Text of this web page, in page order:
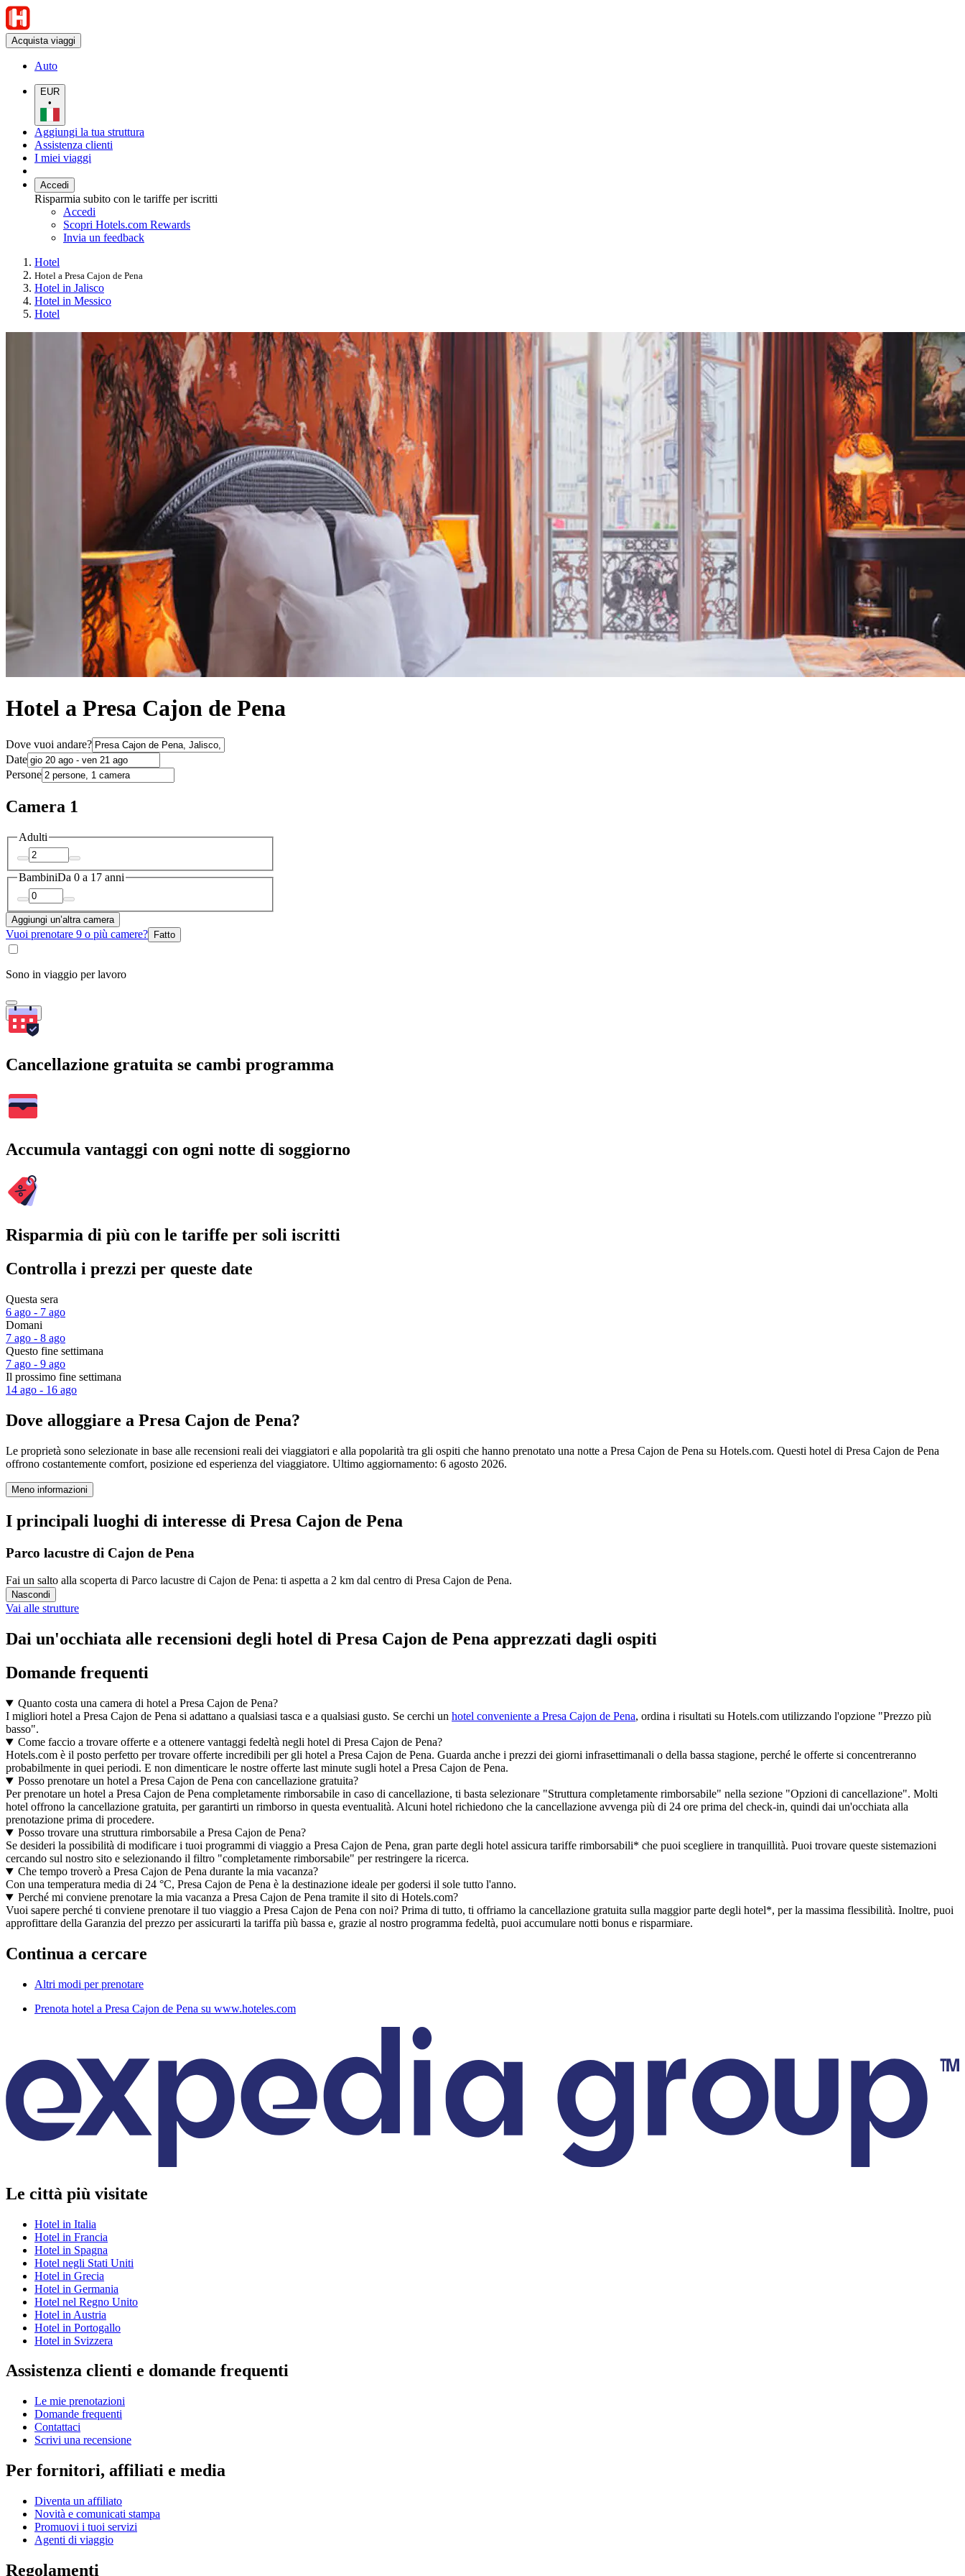
Acquista viaggi
Auto
EUR
•
Aggiungi la tua struttura
Assistenza clienti
I miei viaggi
Accedi
Risparmia subito con le tariffe per iscritti
Accedi
Scopri Hotels.com Rewards
Invia un feedback
Hotel
Hotel a Presa Cajon de Pena
Hotel in Jalisco
Hotel in Messico
Hotel
Hotel a Presa Cajon de Pena
Dove vuoi andare?
Date
Persone
Camera 1
Adulti
BambiniDa 0 a 17 anni
Aggiungi un’altra camera
Vuoi prenotare 9 o più camere? Fatto
Sono in viaggio per lavoro
Cerca
Cancellazione gratuita se cambi programma
Accumula vantaggi con ogni notte di soggiorno
Risparmia di più con le tariffe per soli iscritti
Controlla i prezzi per queste date
Questa sera
6 ago - 7 ago
Domani
7 ago - 8 ago
Questo fine settimana
7 ago - 9 ago
Il prossimo fine settimana
14 ago - 16 ago
Dove alloggiare a Presa Cajon de Pena?
Le proprietà sono selezionate in base alle recensioni reali dei viaggiatori e alla popolarità tra gli ospiti che hanno prenotato una notte a Presa Cajon de Pena su Hotels.com. Questi hotel di Presa Cajon de Pena
offrono costantemente comfort, posizione ed esperienza del viaggiatore. Ultimo aggiornamento: 6 agosto 2026.
Meno informazioni
I principali luoghi di interesse di Presa Cajon de Pena
Parco lacustre di Cajon de Pena
Fai un salto alla scoperta di Parco lacustre di Cajon de Pena: ti aspetta a 2 km dal centro di Presa Cajon de Pena.
Nascondi
Vai alle strutture
Dai un'occhiata alle recensioni degli hotel di Presa Cajon de Pena apprezzati dagli ospiti
Domande frequenti
Quanto costa una camera di hotel a Presa Cajon de Pena?
I migliori hotel a Presa Cajon de Pena si adattano a qualsiasi tasca e a qualsiasi gusto. Se cerchi un hotel conveniente a Presa Cajon de Pena, ordina i risultati su Hotels.com utilizzando l'opzione "Prezzo più
basso".
Come faccio a trovare offerte e a ottenere vantaggi fedeltà negli hotel di Presa Cajon de Pena?
Hotels.com è il posto perfetto per trovare offerte incredibili per gli hotel a Presa Cajon de Pena. Guarda anche i prezzi dei giorni infrasettimanali o della bassa stagione, perché le offerte si concentreranno
probabilmente in quei periodi. E non dimenticare le nostre offerte last minute sugli hotel a Presa Cajon de Pena.
Posso prenotare un hotel a Presa Cajon de Pena con cancellazione gratuita?
Per prenotare un hotel a Presa Cajon de Pena completamente rimborsabile in caso di cancellazione, ti basta selezionare "Struttura completamente rimborsabile" nella sezione "Opzioni di cancellazione". Molti
hotel offrono la cancellazione gratuita, per garantirti un rimborso in questa eventualità. Alcuni hotel richiedono che la cancellazione avvenga più di 24 ore prima del check-in, quindi dai un'occhiata alla
prenotazione prima di procedere.
Posso trovare una struttura rimborsabile a Presa Cajon de Pena?
Se desideri la possibilità di modificare i tuoi programmi di viaggio a Presa Cajon de Pena, gran parte degli hotel assicura tariffe rimborsabili* che puoi scegliere in tranquillità. Puoi trovare queste sistemazioni
cercando sul nostro sito e selezionando il filtro "completamente rimborsabile" per restringere la ricerca.
Che tempo troverò a Presa Cajon de Pena durante la mia vacanza?
Con una temperatura media di 24 °C, Presa Cajon de Pena è la destinazione ideale per godersi il sole tutto l'anno.
Perché mi conviene prenotare la mia vacanza a Presa Cajon de Pena tramite il sito di Hotels.com?
Vuoi sapere perché ti conviene prenotare il tuo viaggio a Presa Cajon de Pena con noi? Prima di tutto, ti offriamo la cancellazione gratuita sulla maggior parte degli hotel*, per la massima flessibilità. Inoltre, puoi
approfittare della Garanzia del prezzo per assicurarti la tariffa più bassa e, grazie al nostro programma fedeltà, puoi accumulare notti bonus e risparmiare.
Continua a cercare
Altri modi per prenotare
Prenota hotel a Presa Cajon de Pena su www.hoteles.com
Le città più visitate
Hotel in Italia
Hotel in Francia
Hotel in Spagna
Hotel negli Stati Uniti
Hotel in Grecia
Hotel in Germania
Hotel nel Regno Unito
Hotel in Austria
Hotel in Portogallo
Hotel in Svizzera
Assistenza clienti e domande frequenti
Le mie prenotazioni
Domande frequenti
Contattaci
Scrivi una recensione
Per fornitori, affiliati e media
Diventa un affiliato
Novità e comunicati stampa
Promuovi i tuoi servizi
Agenti di viaggio
Regolamenti